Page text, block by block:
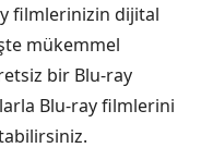
filmlerinizin dijital
mükemmel
bir Blu-ray
Blu-ray filmlerini